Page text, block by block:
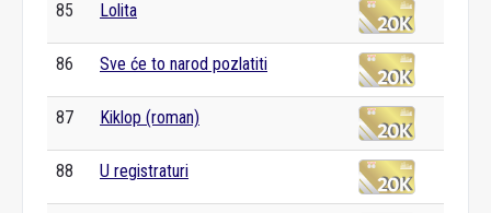
85 Lolita
86 Sve će to narod pozlatiti
87 Kiklop (roman)
88 U registraturi